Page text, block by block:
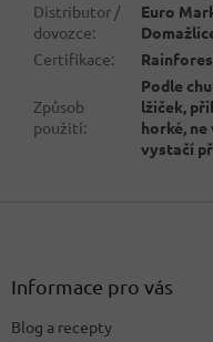
Distributor /
dovozce:
Euro
Certifikace:
Způsob
použití:
Podle
lžiček,
horké,
vystačí
Informace pro vás
Blog a recepty